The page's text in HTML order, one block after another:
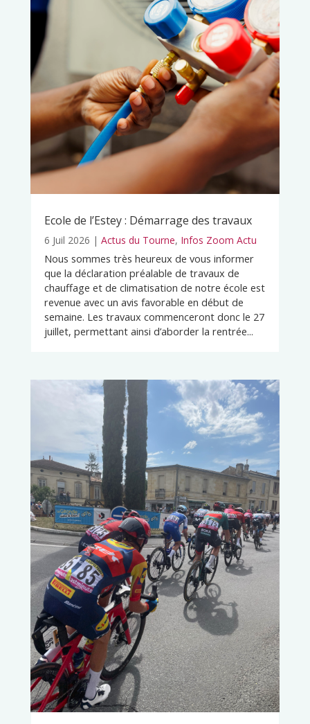
Ecole de l’Estey : Démarrage des travaux
6 Juil 2026 | Actus du Tourne, Infos Zoom Actu
Nous sommes très heureux de vous informer
que la déclaration préalable de travaux de
chauffage et de climatisation de notre école est
revenue avec un avis favorable en début de
semaine. Les travaux commenceront donc le 27
juillet, permettant ainsi d’aborder la rentrée...